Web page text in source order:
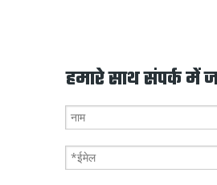
हमारे साथ संपर्क में